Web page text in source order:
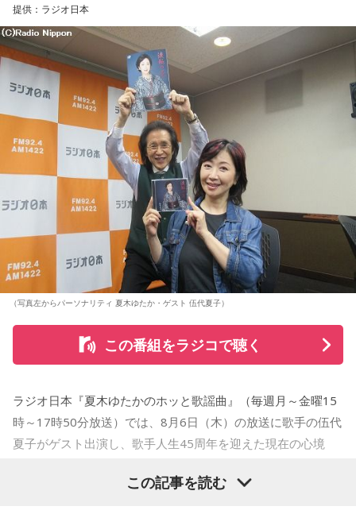
提供：ラジオ日本
（写真左からパーソナリティ 夏木ゆたか・ゲスト 伍代夏子）
この番組をラジコで聴く
ラジオ日本『夏木ゆたかのホッと歌謡曲』（毎週月～金曜15
時～17時50分放送）では、8月6日（木）の放送に歌手の伍代
夏子がゲスト出演し、歌手人生45周年を迎えた現在の心境
この記事を読む